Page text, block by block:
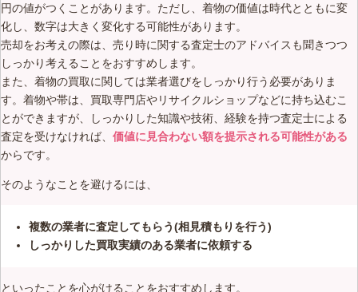
円の値がつくことがあります。ただし、着物の価値は時代とともに変
化し、数字は大きく変化する可能性があります。
売却をお考えの際は、売り時に関する査定士のアドバイスも聞きつつ
しっかり考えることをおすすめします。
また、着物の買取に関しては業者選びをしっかり行う必要がありま
す。着物や帯は、買取専門店やリサイクルショップなどに持ち込むこ
とができますが、しっかりした知識や技術、経験を持つ査定士による
査定を受けなければ、 価値に見合わない額を提示される可能性がある
からです。
そのようなことを避けるには、
複数の業者に査定してもらう(相見積もりを行う)
しっかりした買取実績のある業者に依頼する
といったことを心がけることをおすすめします。